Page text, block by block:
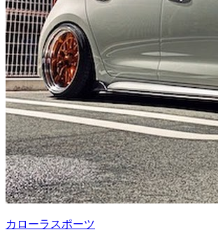
カローラスポーツ